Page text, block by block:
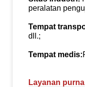
peralatan
Tempat
dll.;
Tempat medis:
Layanan